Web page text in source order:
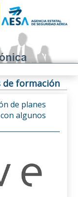
de formación
de planes
algunos